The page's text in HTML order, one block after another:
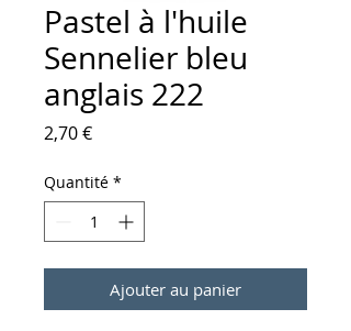
Pastel à l'huile
Sennelier bleu
anglais 222
2,70 €Prix
Quantité *
Ajouter au panier